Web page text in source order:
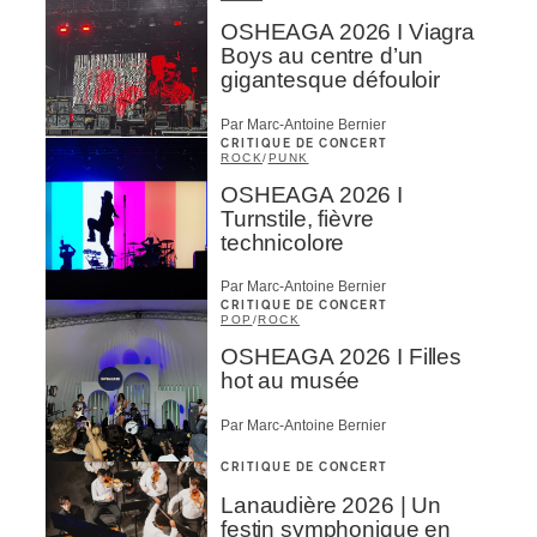
OSHEAGA 2026 I Viagra
Boys au centre d’un
gigantesque défouloir
Par Marc-Antoine Bernier
CRITIQUE DE CONCERT
ROCK/PUNK
OSHEAGA 2026 I
Turnstile, fièvre
technicolore
Par Marc-Antoine Bernier
CRITIQUE DE CONCERT
POP /ROCK
OSHEAGA 2026 I Filles
hot au musée
Par Marc-Antoine Bernier
CRITIQUE DE CONCERT
Lanaudière 2026 | Un
festin symphonique en